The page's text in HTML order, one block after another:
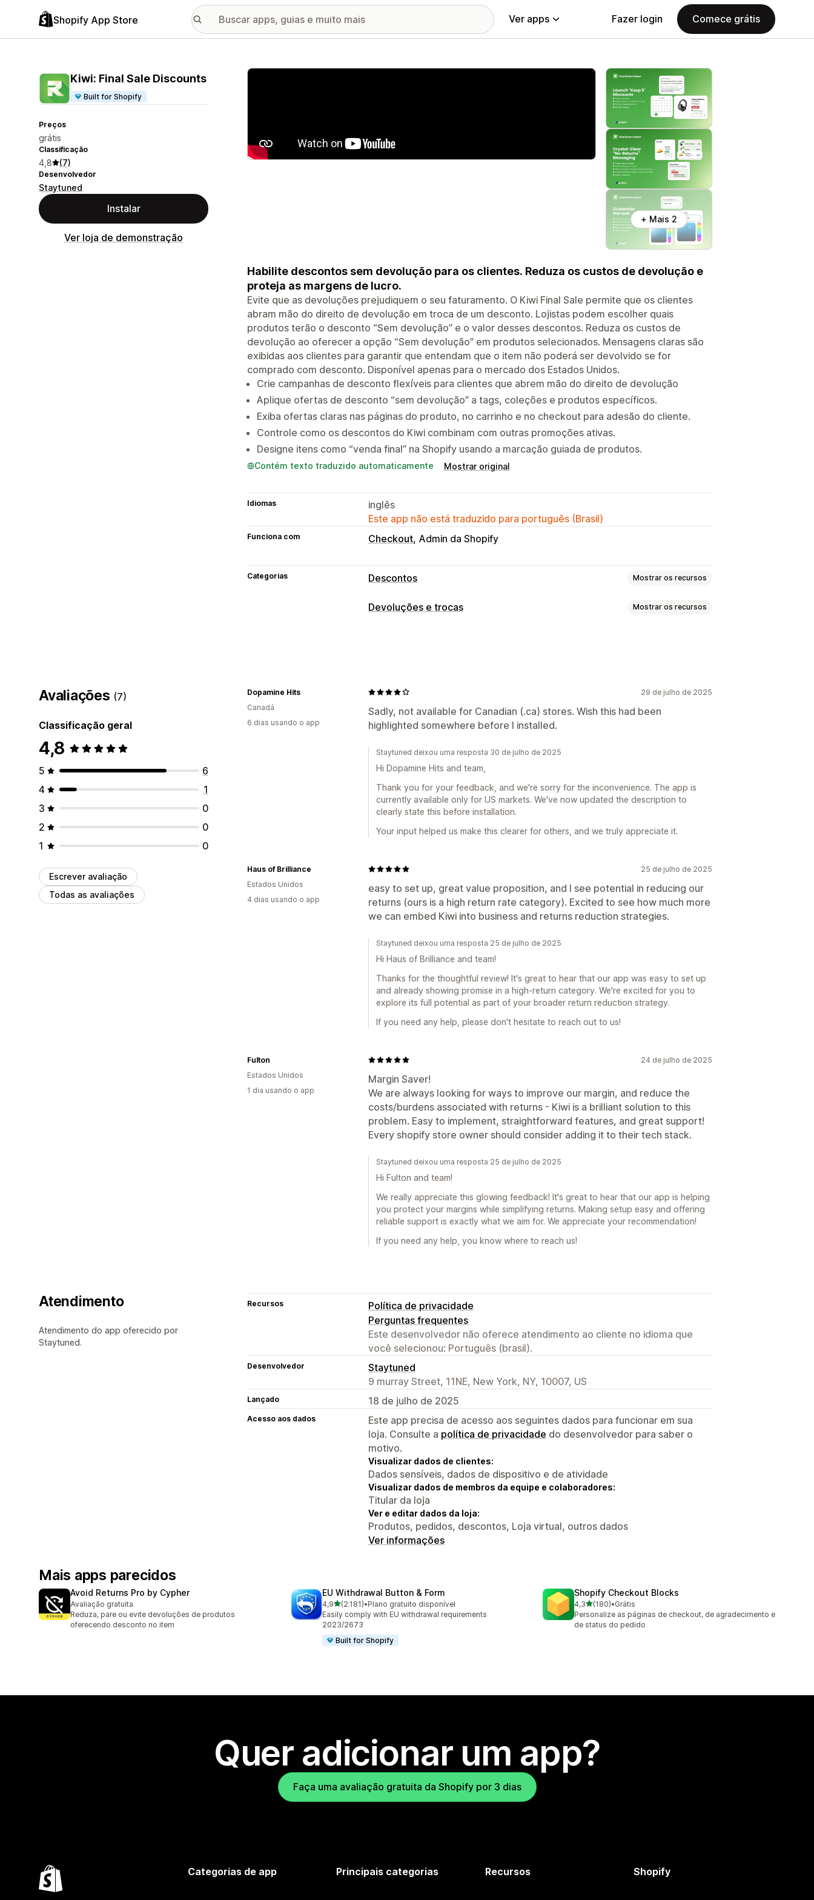
Shopify App Store Ver apps Fazer login Comece grátis
Kiwi: Final Sale Discounts
Built for Shopify
Preços
grátis
Classificação
4,8 (7)
Desenvolvedor
Staytuned
Instalar
Ver loja de demonstração
Galeria de imagens em destaque
+ Mais 2
Habilite descontos sem devolução para os clientes. Reduza os custos de devolução e
proteja as margens de lucro.
Evite que as devoluções prejudiquem o seu faturamento. O Kiwi Final Sale permite que os clientes
abram mão do direito de devolução em troca de um desconto. Lojistas podem escolher quais
produtos terão o desconto “Sem devolução” e o valor desses descontos. Reduza os custos de
devolução ao oferecer a opção “Sem devolução” em produtos selecionados. Mensagens claras são
exibidas aos clientes para garantir que entendam que o item não poderá ser devolvido se for
comprado com desconto. Disponível apenas para o mercado dos Estados Unidos.
Crie campanhas de desconto flexíveis para clientes que abrem mão do direito de devolução
Aplique ofertas de desconto “sem devolução” a tags, coleções e produtos específicos.
Exiba ofertas claras nas páginas do produto, no carrinho e no checkout para adesão do cliente.
Controle como os descontos do Kiwi combinam com outras promoções ativas.
Designe itens como “venda final” na Shopify usando a marcação guiada de produtos.
Contém texto traduzido automaticamente Mostrar original
Idiomas
inglês
Este app não está traduzido para português (Brasil)
Funciona com Checkout Admin da Shopify
Categorias Descontos Mostrar os recursos
Tipos de descontos
Agrupamento de descontos
Devoluções e trocas Mostrar os recursos
Avaliações (7)
Classificação geral
4,8
5
6
4
1
3
0
2
0
1
0
Escrever avaliação
Todas as avaliações
29 de julho de 2025
Sadly, not available for Canadian (.ca) stores. Wish this had been
highlighted somewhere before I installed.
Dopamine Hits
Canadá
6 dias usando o app
Staytuned deixou uma resposta 30 de julho de 2025
Hi Dopamine Hits and team,
Thank you for your feedback, and we're sorry for the inconvenience. The app is
currently available only for US markets. We've now updated the description to
clearly state this before installation.
Your input helped us make this clearer for others, and we truly appreciate it.
25 de julho de 2025
easy to set up, great value proposition, and I see potential in reducing our
returns (ours is a high return rate category). Excited to see how much more
we can embed Kiwi into business and returns reduction strategies.
Haus of Brilliance
Estados Unidos
4 dias usando o app
Staytuned deixou uma resposta 25 de julho de 2025
Hi Haus of Brilliance and team!
Thanks for the thoughtful review! It's great to hear that our app was easy to set up
and already showing promise in a high-return category. We're excited for you to
explore its full potential as part of your broader return reduction strategy.
If you need any help, please don't hesitate to reach out to us!
24 de julho de 2025
Margin Saver!
We are always looking for ways to improve our margin, and reduce the
costs/burdens associated with returns - Kiwi is a brilliant solution to this
problem. Easy to implement, straightforward features, and great support!
Every shopify store owner should consider adding it to their tech stack.
Fulton
Estados Unidos
1 dia usando o app
Staytuned deixou uma resposta 25 de julho de 2025
Hi Fulton and team!
We really appreciate this glowing feedback! It's great to hear that our app is helping
you protect your margins while simplifying returns. Making setup easy and offering
reliable support is exactly what we aim for. We appreciate your recommendation!
If you need any help, you know where to reach us!
Atendimento
Atendimento do app oferecido por
Staytuned.
Recursos
Política de privacidade
Perguntas frequentes
Este desenvolvedor não oferece atendimento ao cliente no idioma que
você selecionou: Português (brasil).
Desenvolvedor
Staytuned
9 murray Street, 11NE, New York, NY, 10007, US
Lançado 18 de julho de 2025
Acesso aos dados
Este app precisa de acesso aos seguintes dados para funcionar em sua
loja. Consulte a política de privacidade do desenvolvedor para saber o
motivo.
Visualizar dados de clientes:
Dados sensíveis, dados de dispositivo e de atividade
Visualizar dados de membros da equipe e colaboradores:
Titular da loja
Ver e editar dados da loja:
Produtos, pedidos, descontos, Loja virtual, outros dados
Ver informações
Mais apps parecidos
Avoid Returns Pro by Cypher
Avaliação gratuita
Reduza, pare ou evite devoluções de produtos
oferecendo desconto no item
EU Withdrawal Button & Form
4,9de 5 estrelas
(2.181)
2181 avaliações ao todo
•Plano gratuito disponível
Easily comply with EU withdrawal requirements
2023/2673
Built for Shopify
Shopify Checkout Blocks
4,3de 5 estrelas
(180)
180 avaliações ao todo
•Grátis
Personalize as páginas de checkout, de agradecimento e
de status do pedido
Quer adicionar um app?
Faça uma avaliação gratuita da Shopify por 3 dias
Categorias de app Principais categorias Recursos Shopify